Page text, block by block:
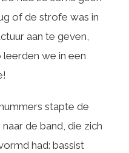
of de strofe was in
aan te geven,
we in een
stapte de
de band, die zich
had: bassist